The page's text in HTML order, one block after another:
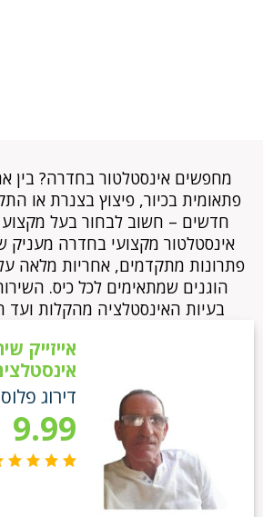
מחפשים אינסטלטור בחדרה? בין
פתאומית בכיור, פיצוץ בצנרת או
חדשים – חשוב לבחור בעל מקצוע
אינסטלטור מקצועי בחדרה מעניק
פתרונות מתקדמים, אחריות מלאה
הוגנים שמתאימים לכל כיס.
בעיות האינסטלציה מהקלות ועד
אייזייק
דירוג
9.99